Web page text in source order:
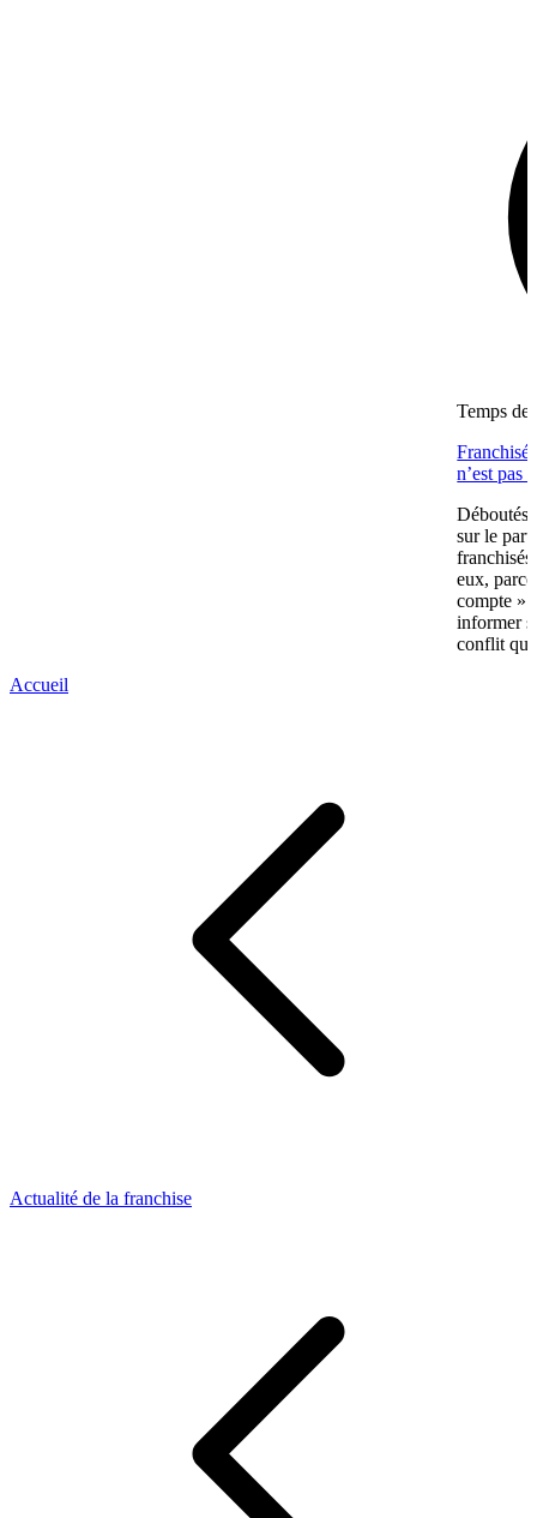
Temps de
n’est pas
Déboutés
sur le
eux,
compte »
informer
conflit qui
Accueil
Actualité de la franchise